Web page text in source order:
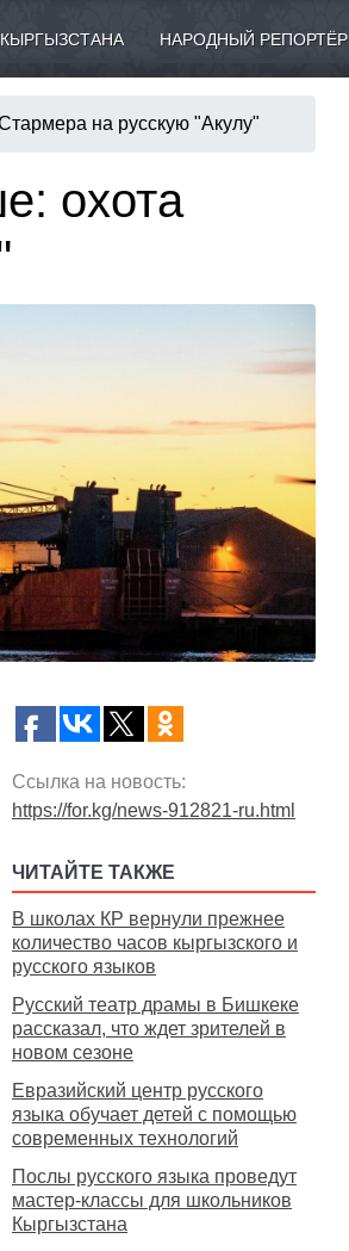
НАРОДНЫЙ РЕПОРТЁР
на русскую "Акулу"
охота
Ссылка на новость:
https://for.kg/news-912821-ru.html
ЧИТАЙТЕ ТАКЖЕ
В школах КР вернули прежнее
количество часов кыргызского и
русского языков
Русский театр драмы в Бишкеке
рассказал, что ждет зрителей в
новом сезоне
Евразийский центр русского
языка обучает детей с помощью
современных технологий
Послы русского языка проведут
мастер-классы для школьников
Кыргызстана